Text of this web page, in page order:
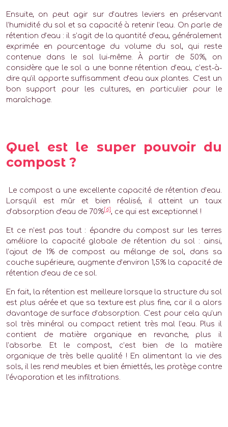
Ensuite, on peut agir sur d’autres leviers en préservant
l’humidité du sol et sa capacité à retenir l’eau. On parle de
rétention d’eau : il s’agit de la quantité d’eau, généralement
exprimée en pourcentage du volume du sol, qui reste
contenue dans le sol lui-même. À partir de 50%, on
considère que le sol a une bonne rétention d’eau, c’est-à-
dire qu’il apporte suffisamment d’eau aux plantes. C’est un
bon support pour les cultures, en particulier pour le
maraîchage.
Quel est le super pouvoir du
compost ?
Le compost a une excellente capacité de rétention d’eau.
Lorsqu’il est mûr et bien réalisé, il atteint un taux
d’absorption d’eau de 70% [6] , ce qui est exceptionnel !
Et ce n’est pas tout : épandre du compost sur les terres
améliore la capacité globale de rétention du sol : ainsi,
l’ajout de 1% de compost au mélange de sol, dans sa
couche supérieure, augmente d’environ 1,5% la capacité de
rétention d’eau de ce sol.
En fait, la rétention est meilleure lorsque la structure du sol
est plus aérée et que sa texture est plus fine, car il a alors
davantage de surface d’absorption. C’est pour cela qu’un
sol très minéral ou compact retient très mal l’eau. Plus il
contient de matière organique en revanche, plus il
l’absorbe. Et le compost, c’est bien de la matière
organique de très belle qualité ! En alimentant la vie des
sols, il les rend meubles et bien émiettés, les protège contre
l’évaporation et les infiltrations.